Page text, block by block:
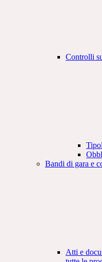
Controlli
Bandi di gara e
Atti e